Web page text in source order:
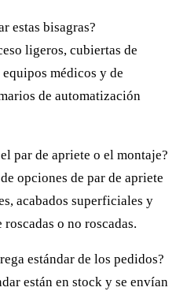
estas bisagras?
ligeros, cubiertas de
médicos y de
de automatización
par de apriete o el montaje?
opciones de par de apriete
acabados superficiales y
o no roscadas.
estándar de los pedidos?
están en stock y se envían